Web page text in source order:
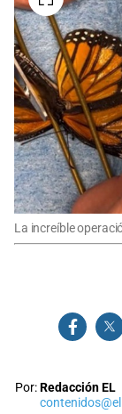
La increíble
Por:Redacción EL